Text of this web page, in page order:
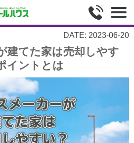
DATE: 2023-06-20
建てた家は売却しやす
イントとは